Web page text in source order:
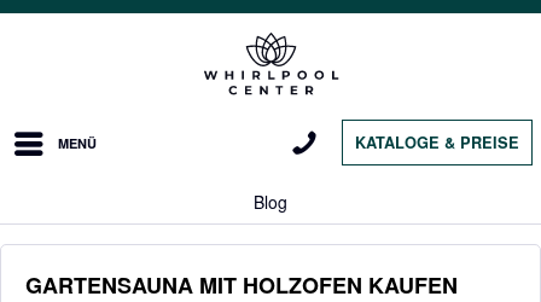
MENÜ KATALOGE & PREISE
Blog
GARTENSAUNA MIT HOLZOFEN KAUFEN